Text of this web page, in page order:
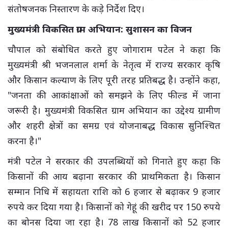
संतोषजनक निस्तारण के कड़े निर्देश दिए।
मुख्यमंत्री विकसित ग्राम अभियान: सुशासन का विजन
चौपाल को संबोधित करते हुए जोगाराम पटेल ने कहा कि
मुख्यमंत्री श्री भजनलाल शर्मा के नेतृत्व में राज्य सरकार कृषि
और किसान कल्याण के लिए पूरी तरह प्रतिबद्ध है। उन्होंने कहा,
"जनता की आकांक्षाओं को समझने के लिए फील्ड में जाना
जरूरी है। मुख्यमंत्री विकसित ग्राम अभियान का उद्देश्य ग्रामीण
और शहरी क्षेत्रों का समग्र एवं योजनाबद्ध विकास सुनिश्चित
करना है।"
मंत्री पटेल ने सरकार की उपलब्धियों को गिनाते हुए कहा कि
किसानों की आय बढ़ाना सरकार की प्राथमिकता है। किसान
सम्मान निधि में सहायता राशि को 6 हजार से बढ़ाकर 9 हजार
रुपये कर दिया गया है। किसानों को गेहूं की खरीद पर 150 रुपये
का बोनस दिया जा रहा है। 78 लाख किसानों को 52 हजार